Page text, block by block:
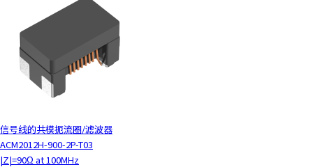
信号线的共模扼流圈/滤波器
ACM2012H-900-2P-T03
|Z|=90Ω at 100MHz